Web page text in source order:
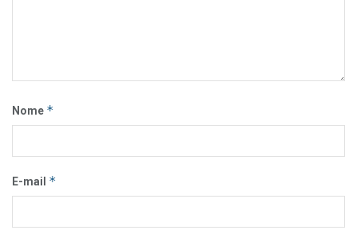
Nome *
E-mail *